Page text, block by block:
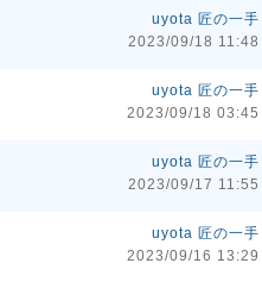
uyota 匠の一手
2023/09/18 11:48
uyota 匠の一手
2023/09/18 03:45
uyota 匠の一手
2023/09/17 11:55
uyota 匠の一手
2023/09/16 13:29